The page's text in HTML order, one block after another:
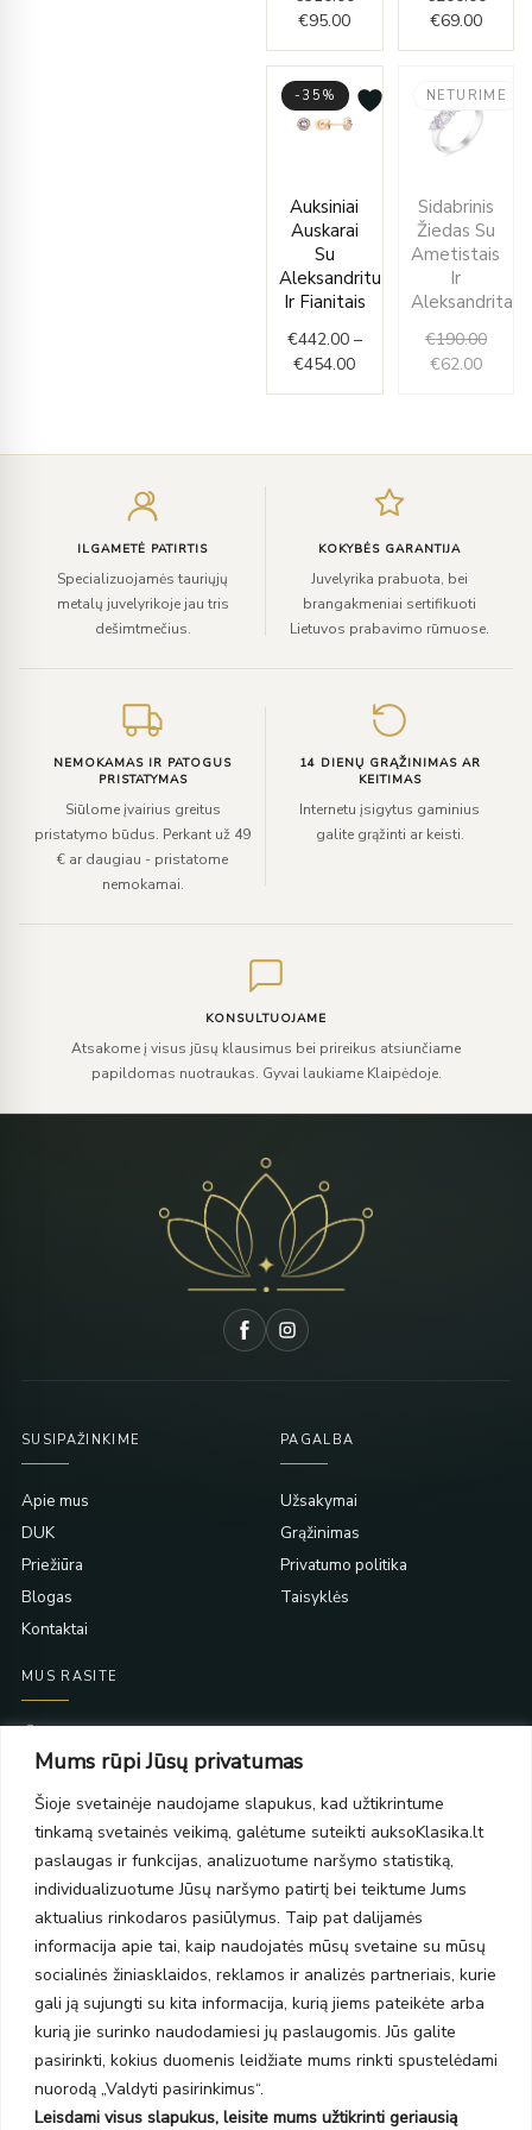
Mums rūpi Jūsų privatumas
Šioje svetainėje naudojame slapukus, kad užtikrintume
tinkamą svetainės veikimą, galėtume suteikti auksoKlasika.lt
paslaugas ir funkcijas, analizuotume naršymo statistiką,
individualizuotume Jūsų naršymo patirtį bei teiktume Jums
aktualius rinkodaros pasiūlymus. Taip pat dalijamės
informacija apie tai, kaip naudojatės mūsų svetaine su mūsų
socialinės žiniasklaidos, reklamos ir analizės partneriais, kurie
gali ją sujungti su kita informacija, kurią jiems pateikėte arba
kurią jie surinko naudodamiesi jų paslaugomis. Jūs galite
pasirinkti, kokius duomenis leidžiate mums rinkti spustelėdami
nuorodą „Valdyti pasirinkimus“.
Leisdami visus slapukus, leisite mums užtikrinti geriausią
€95.00 €69.00
-35%
Auksiniai
Auskarai
Su
Aleksandritu
Ir Fianitais
€442.00 –
€454.00
range:
€442.00
through
€454.00
NETURIME
Sidabrinis
Žiedas Su
Ametistais
Ir
Aleksandritais
€190.00
price
was:
€62.00
price
is:
ILGAMETĖ PATIRTIS
Specializuojamės tauriųjų
metalų juvelyrikoje jau tris
dešimtmečius.
KOKYBĖS GARANTIJA
Juvelyrika prabuota, bei
brangakmeniai sertifikuoti
Lietuvos prabavimo rūmuose.
NEMOKAMAS IR PATOGUS
PRISTATYMAS
Siūlome įvairius greitus
pristatymo būdus. Perkant už 49
€ ar daugiau - pristatome
nemokamai.
14 DIENŲ GRĄŽINIMAS AR
KEITIMAS
Internetu įsigytus gaminius
galite grąžinti ar keisti.
KONSULTUOJAME
Atsakome į visus jūsų klausimus bei prireikus atsiunčiame
papildomas nuotraukas. Gyvai laukiame Klaipėdoje.
SUSIPAŽINKIME
Apie mus
DUK
Priežiūra
Blogas
Kontaktai
PAGALBA
Užsakymai
Grąžinimas
Privatumo politika
Taisyklės
MUS RASITE
PC Molas, Klaipėda
PC BIG 2, Klaipėda
Šilutės pl. 35
PC Banginis, Klaipėda
NAUJIENLAIŠKIS
Prenumeruokite ir gaukite pasiūlymus, naujienas bei riboto
leidimo kolekcijas.
SIŲSTI